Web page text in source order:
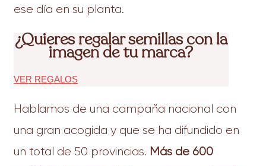
ese día en su planta.
¿Quieres regalar semillas con la
imagen de tu marca?
VER REGALOS
Hablamos de una campaña nacional con
una gran acogida y que se ha difundido en
un total de 50 provincias. Más de 600